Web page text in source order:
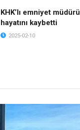
KHK’lı emniyet müdürü
hayatını kaybetti
2025-02-10